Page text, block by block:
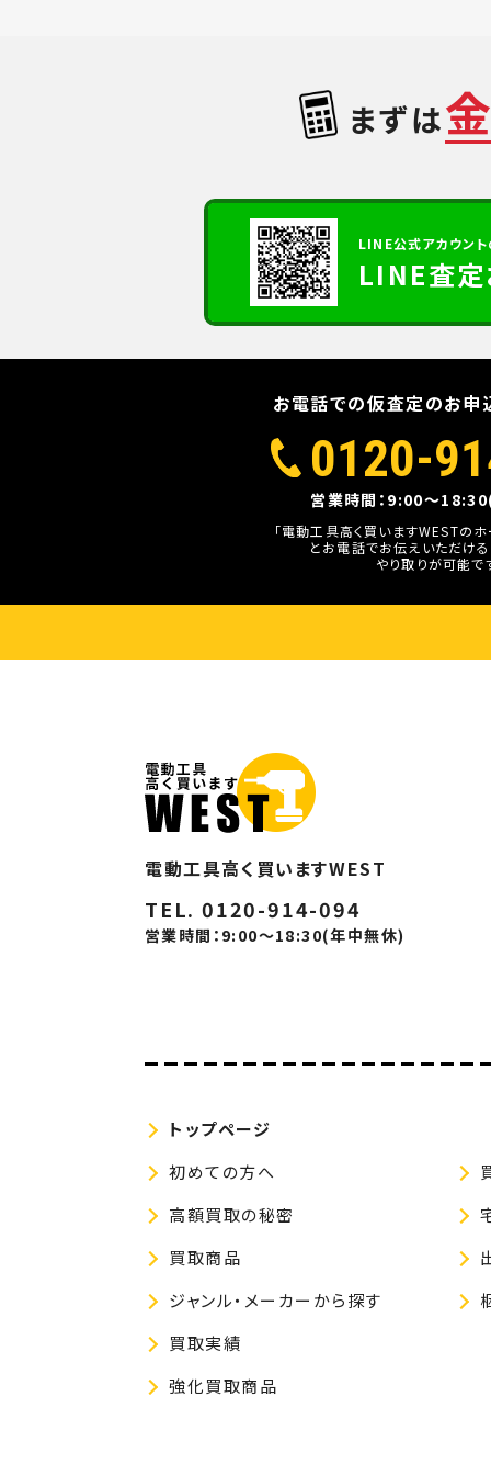
まずは
LINE公式アカウン
LINE査
お電話での仮査定のお申
0120-
営業時間：9:00～
「電動工具高く買いますWESTの
とお電話でお伝えいただけ
やり取りが可能で
電動工具高く買いますWEST
TEL. 0120-914-094
営業時間：9:00～18:30(年中無休)
トップページ
初めての方へ
高額買取の秘密
買取商品
ジャンル・メーカーから探す
買取実績
強化買取商品